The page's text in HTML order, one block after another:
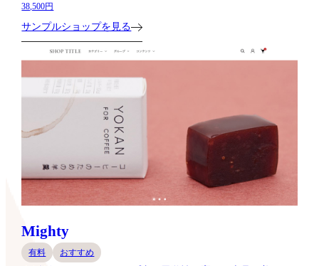
38,500円
サンプルショップを見る
Mighty
有料 おすすめ